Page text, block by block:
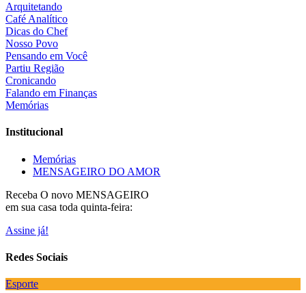
Arquitetando
Café Analítico
Dicas do Chef
Nosso Povo
Pensando em Você
Partiu Região
Cronicando
Falando em Finanças
Memórias
Institucional
Memórias
MENSAGEIRO DO AMOR
Receba O novo MENSAGEIRO
em sua casa toda quinta-feira:
Assine já!
Redes Sociais
Esporte